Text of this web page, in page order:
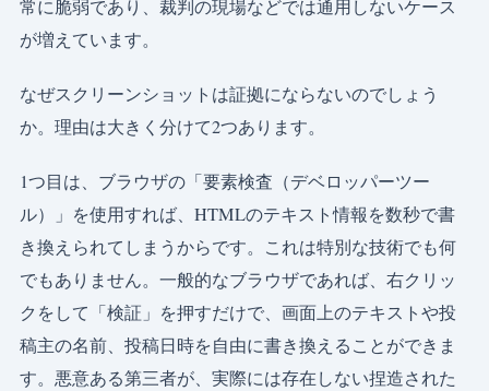
常に脆弱であり、裁判の現場などでは通用しないケース
が増えています。
なぜスクリーンショットは証拠にならないのでしょう
か。理由は大きく分けて2つあります。
1つ目は、ブラウザの「要素検査（デベロッパーツー
ル）」を使用すれば、HTMLのテキスト情報を数秒で書
き換えられてしまうからです。これは特別な技術でも何
でもありません。一般的なブラウザであれば、右クリッ
クをして「検証」を押すだけで、画面上のテキストや投
稿主の名前、投稿日時を自由に書き換えることができま
す。悪意ある第三者が、実際には存在しない捏造された